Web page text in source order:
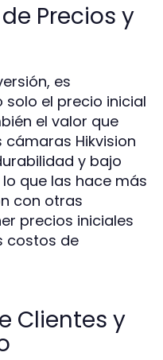
Precios y
es
el precio inicial
el valor que
cámaras Hikvision
y bajo
que las hace más
con otras
precios iniciales
costos de
Clientes y